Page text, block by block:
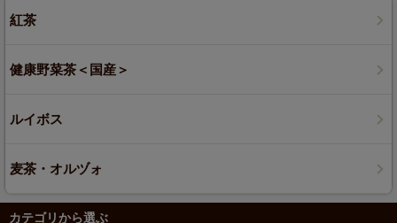
紅茶
健康野菜茶＜国産＞
ルイボス
麦茶・オルヅォ
カテゴリから選ぶ